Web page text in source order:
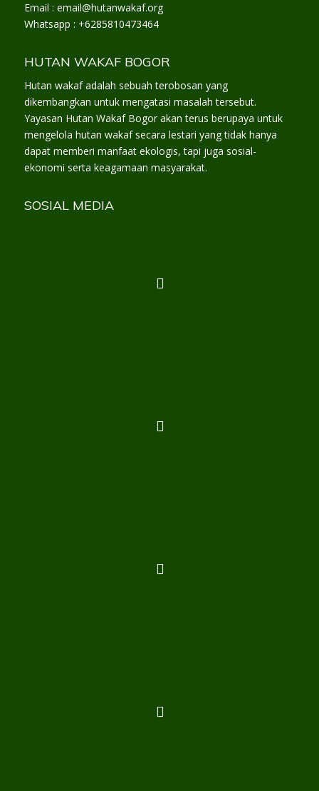
Email : email@hutanwakaf.org
Whatsapp : +6285810473464
HUTAN WAKAF BOGOR
Hutan wakaf adalah sebuah terobosan yang
dikembangkan untuk mengatasi masalah tersebut.
Yayasan Hutan Wakaf Bogor akan terus berupaya untuk
mengelola hutan wakaf secara lestari yang tidak hanya
dapat memberi manfaat ekologis, tapi juga sosial-
ekonomi serta keagamaan masyarakat.
SOSIAL MEDIA